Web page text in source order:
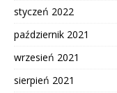
styczeń 2022
październik 2021
wrzesień 2021
sierpień 2021